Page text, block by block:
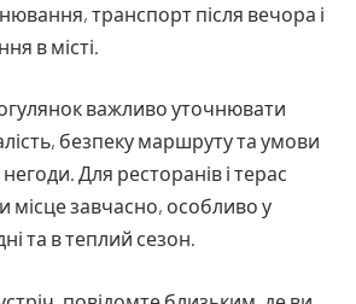
транспорт після вечора і
в місті.
важливо уточнювати
безпеку маршруту та умови
негоди. Для ресторанів і терас
завчасно, особливо у
та в теплий сезон.